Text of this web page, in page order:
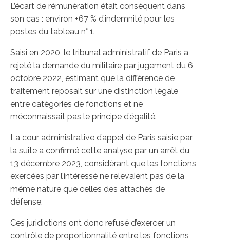
L’écart de rémunération était conséquent dans
son cas : environ +67 % d’indemnité pour les
postes du tableau n° 1.
Saisi en 2020, le tribunal administratif de Paris a
rejeté la demande du militaire par jugement du 6
octobre 2022, estimant que la différence de
traitement reposait sur une distinction légale
entre catégories de fonctions et ne
méconnaissait pas le principe d’égalité.
La cour administrative d’appel de Paris saisie par
la suite a confirmé cette analyse par un arrêt du
13 décembre 2023, considérant que les fonctions
exercées par l’intéressé ne relevaient pas de la
même nature que celles des attachés de
défense.
Ces juridictions ont donc refusé d’exercer un
contrôle de proportionnalité entre les fonctions